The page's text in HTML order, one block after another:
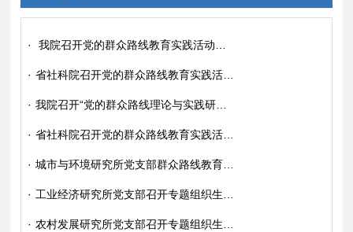
· 我院召开党的群众路线教育实践活动老干部代表座谈会
· 省社科院召开党的群众路线教育实践活动第三环节“整改落实、建章立制”情况群众评判会议
· 我院召开“党的群众路线理论与实践研讨会”
· 省社科院召开党的群众路线教育实践活动第二环节“照镜子、查摆问题”情况通报暨群众评议会议
· 城市与环境研究所党支部群众路线教育实践活动专题组织生活会
· 工业经济研究所党支部召开专题组织生活会
· 农村发展研究所党支部召开专题组织生活会